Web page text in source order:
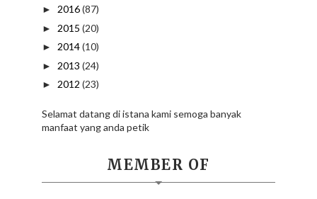
► 2016(87)
► 2015 (20)
► 2014(10)
► 2013 (24)
► 2012 (23)
Selamat datang di istana kami semoga banyak
manfaat yang anda petik
MEMBER OF